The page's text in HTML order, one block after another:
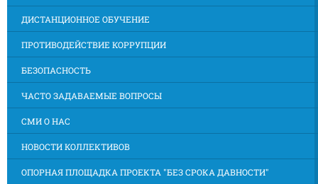
ДИСТАНЦИОННОЕ ОБУЧЕНИЕ
ПРОТИВОДЕЙСТВИЕ КОРРУПЦИИ
БЕЗОПАСНОСТЬ
ЧАСТО ЗАДАВАЕМЫЕ ВОПРОСЫ
СМИ О НАС
НОВОСТИ КОЛЛЕКТИВОВ
ОПОРНАЯ ПЛОЩАДКА ПРОЕКТА "БЕЗ СРОКА ДАВНОСТИ"